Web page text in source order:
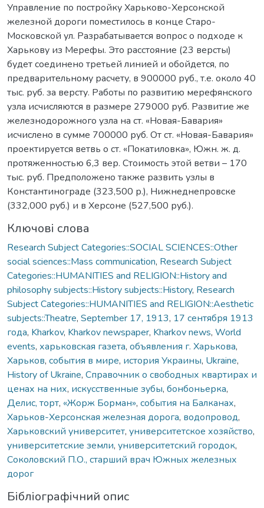
Управление по постройку Харьково-Херсонской
железной дороги поместилось в конце Старо-
Московской ул. Разрабатывается вопрос о подходе к
Харькову из Мерефы. Это расстояние (23 версты)
будет соединено третьей линией и обойдется, по
предварительному расчету, в 900000 руб., т.е. около 40
тыс. руб. за версту. Работы по развитию мерефянского
узла исчисляются в размере 279000 руб. Развитие же
железнодорожного узла на ст. «Новая-Бавария»
исчислено в сумме 700000 руб. От ст. «Новая-Бавария»
проектируется ветвь о ст. «Покатиловка», Южн. ж. д.
протяженностью 6,3 вер. Стоимость этой ветви – 170
тыс. руб. Предположено также развить узлы в
Константинограде (323,500 р.), Нижнеднепровске
(332,000 руб.) и в Херсоне (527,500 руб.).
Ключові слова
Research Subject Categories::SOCIAL SCIENCES::Other
social sciences::Mass communication, Research Subject
Categories::HUMANITIES and RELIGION::History and
philosophy subjects::History subjects::History, Research
Subject Categories::HUMANITIES and RELIGION::Aesthetic
subjects::Theatre, September 17, 1913, 17 сентября 1913
года, Kharkov, Kharkov newspaper, Kharkov news, World
events, харьковская газета, объявления г. Харькова,
Харьков, события в мире, история Украины, Ukraine,
History of Ukraine, Справочник о свободных квартирах и
ценах на них, искусственные зубы, бонбоньерка,
Делис, торт, «Жорж Борман», события на Балканах,
Харьков-Херсонская железная дорога, водопровод,
Харьковский университет, университетское хозяйство,
университетские земли, университетский городок,
Соколовский П.О., старший врач Южных железных
дорог
Бібліографічний опис